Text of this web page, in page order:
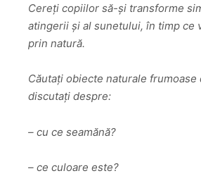
Cereți copiilor să-și transforme
atingerii și al sunetului, în timp ce
prin natură.
Căutați obiecte naturale frumoase
discutați despre:
– cu ce seamănă?
– ce culoare este?